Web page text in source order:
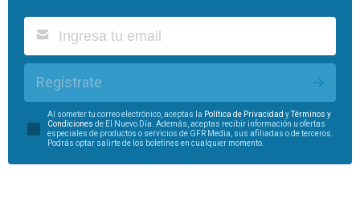
Regístrate
Al someter tu correo electrónico, aceptas la Política de Privacidad yTérminos y
Condiciones de El Nuevo Día. Además, aceptas recibir información u ofertas
especiales de productos o servicios de GFR Media, sus afiliadas o de terceros.
Podrás optar salirte de los boletines en cualquier momento.